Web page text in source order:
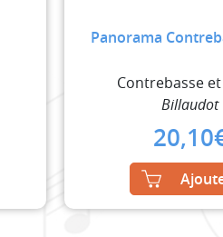
Panorama
Contrebasse
Billaudot
20,10